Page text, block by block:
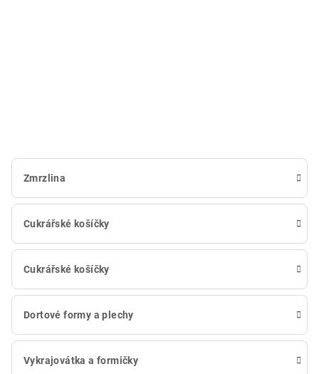
Zmrzlina
Cukrářské košíčky
Cukrářské košíčky
Dortové formy a plechy
Vykrajovátka a formičky